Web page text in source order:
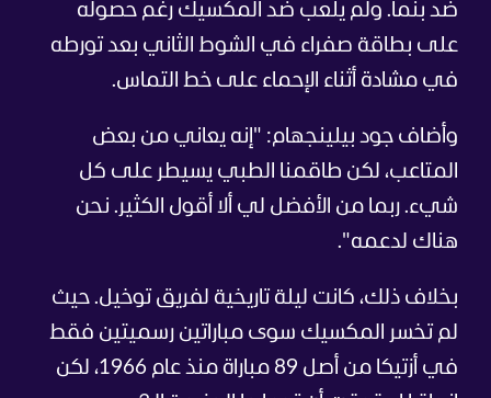
ضد بنما. ولم يلعب ضد المكسيك رغم حصوله
على بطاقة صفراء في الشوط الثاني بعد تورطه
في مشادة أثناء الإحماء على خط التماس.
وأضاف جود بيلينجهام: "إنه يعاني من بعض
المتاعب، لكن طاقمنا الطبي يسيطر على كل
شيء. ربما من الأفضل لي ألا أقول الكثير. نحن
هناك لدعمه".
بخلاف ذلك، كانت ليلة تاريخية لفريق توخيل. حيث
لم تخسر المكسيك سوى مباراتين رسميتين فقط
في أزتيكا من أصل 89 مباراة منذ عام 1966، لكن